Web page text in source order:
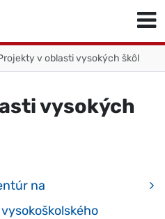
v oblasti vysokých škôl
vysokých
na